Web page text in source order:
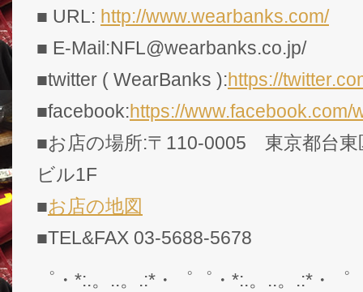
■ URL: http://www.wearbanks.com/
■ E-Mail:NFL@wearbanks.co.jp/
■twitter ( WearBanks ):https://
■facebook:https://www.facebook.com/
■お店の場所:〒110-0005 東京都台
ビル1F
■お店の地図
■TEL&FAX 03-5688-5678
゜・*:.。..。.:*・゜゜・*:.。..。.:*・